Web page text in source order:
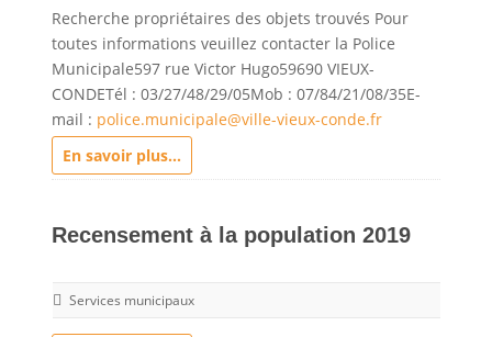
Recherche propriétaires des objets trouvés Pour
toutes informations veuillez contacter la Police
Municipale597 rue Victor Hugo59690 VIEUX-
CONDETél : 03/27/48/29/05Mob : 07/84/21/08/35E-
mail : police.municipale@ville-vieux-conde.fr
En savoir plus...
Recensement à la population 2019
Services municipaux